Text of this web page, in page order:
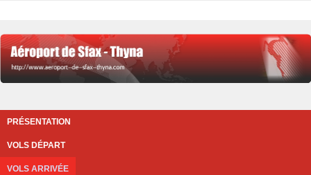
PRÉSENTATION
VOLS DÉPART
VOLS ARRIVÉE